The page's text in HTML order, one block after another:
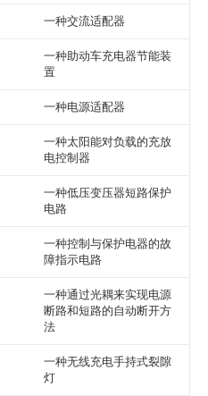
一种交流适配器
一种助动车充电器节能装
置
一种电源适配器
一种太阳能对负载的充放
电控制器
一种低压变压器短路保护
电路
一种控制与保护电器的故
障指示电路
一种通过光耦来实现电源
断路和短路的自动断开方
法
一种无线充电手持式裂隙
灯